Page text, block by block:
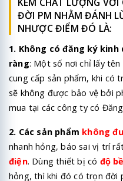
ĐỜI PM NHẰM ĐÁNH
NHƯỢC ĐIỂM ĐÓ LÀ:
1. Không có đăng ký
ràng: Một số nơi chỉ lấy
cung cấp sản phẩm, khi có
sẽ không được bảo vệ bởi
mua tại các công ty có
2. Các sản phẩm không
nhanh hỏng, báo sai vị trí
điện. Dùng thiết bị có độ
hỏng, thì khi đó có trọn đời